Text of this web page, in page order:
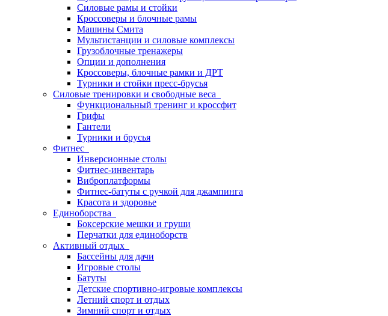
Силовые рамы и стойки
Кроссоверы и блочные рамы
Машины Смита
Мультистанции и силовые комплексы
Грузоблочные тренажеры
Опции и дополнения
Кроссоверы, блочные рамки и ДРТ
Турники и стойки пресс-брусья
Силовые тренировки и свободные веса
Функциональный тренинг и кроссфит
Грифы
Гантели
Турники и брусья
Фитнес
Инверсионные столы
Фитнес-инвентарь
Виброплатформы
Фитнес-батуты с ручкой для джампинга
Красота и здоровье
Единоборства
Боксерские мешки и груши
Перчатки для единоборств
Активный отдых
Бассейны для дачи
Игровые столы
Батуты
Детские спортивно-игровые комплексы
Летний спорт и отдых
Зимний спорт и отдых